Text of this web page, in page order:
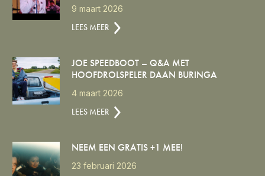
9 maart 2026
LEES MEER
JOE SPEEDBOOT – Q&A MET
HOOFDROLSPELER DAAN BURINGA
4 maart 2026
LEES MEER
NEEM EEN GRATIS +1 MEE!
23 februari 2026